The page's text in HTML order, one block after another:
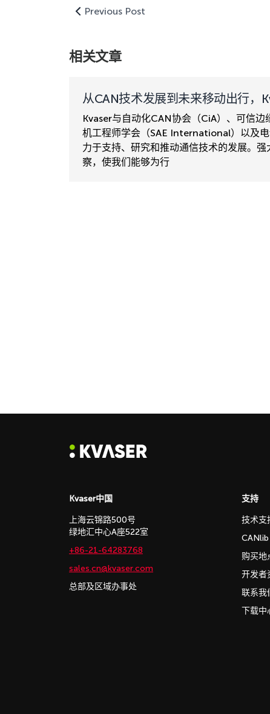
Previous Post
相关文章
从CAN技术发展到未来移动出行，
Kvaser与自动化CAN协会（CiA）、可信
机工程师学会（SAE International）以及
力于支持、研究和推动通信技术的发展。
察，使我们能够为行
Kvaser中国
上海云锦路500号
绿地汇中心A座522室
+86-21-64283768
sales.cn@kvaser.com
总部及区域办事处
支持
技术支
购买地
开发者
联系我
下载中